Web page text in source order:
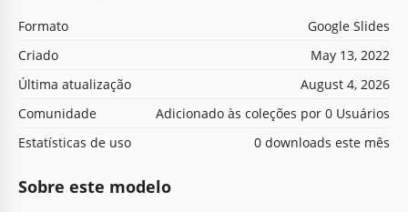
Formato
Google Slides
Criado
May 13, 2022
Última atualização
August 4, 2026
Comunidade
Adicionado às coleções por 0 Usuários
Estatísticas de uso
0 downloads este mês
Sobre este modelo